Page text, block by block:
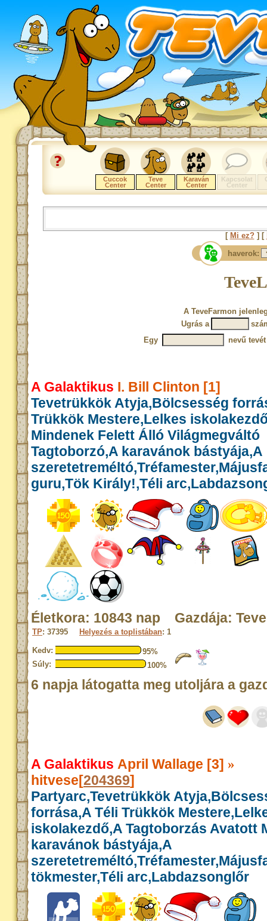
Cuccok
Center
Teve
Center
Karaván
Center
Kapcsolat
Center
[ Mi ez?] [
haverok:
A TeveFarmon
Ugrás a
Egy
nevű
A Galaktikus I. Bill Clinton [1]
Tevetrükkök Atyja,Bölcsesség
Trükkök Mestere,Lelkes
Mindenek Felett Álló Világmegváltó
Tagtoborzó,A karavánok bástyája,A
guru,Tök Király!,Téli
Életkora: 10843 nap Gazdája:
TP: 37395 Helyezés a toplistában: 1
Kedv:
95%
Súly:
100%
6 napja látogatta meg utoljára a
A Galaktikus April Wallage [3] »
hitvese[204369]
Partyarc,Tevetrükkök
forrása,A Téli Trükkök
iskolakezdő,A Tagtoborzás Avatott
karavánok bástyája,A
tökmester,Téli arc,Labdazsonglőr